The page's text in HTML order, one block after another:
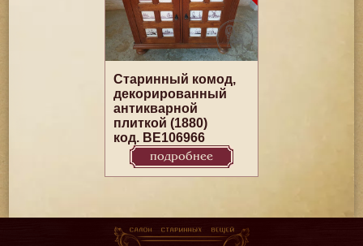
Старинный комод,
декорированный
антикварной
плиткой (1880)
код. BE106966
подробнее